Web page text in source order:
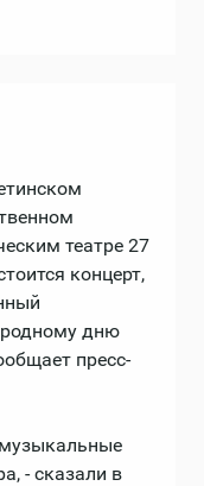
театре 27
концерт,
дню
пресс-
- сказали в